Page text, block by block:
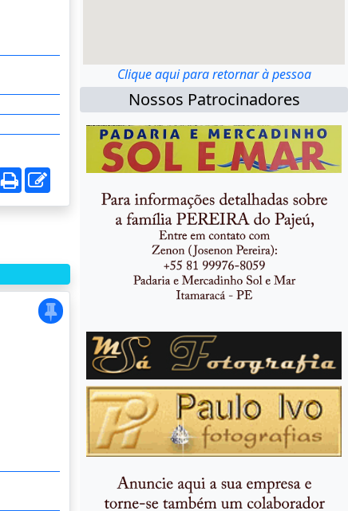
Clique aqui para retornar à pessoa
Nossos Patrocinadores